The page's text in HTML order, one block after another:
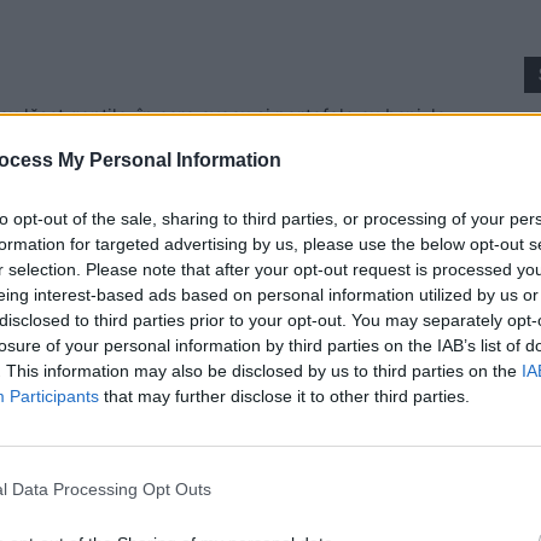
My Personal Information
opt-out of the sale, sharing to third parties, or processing of your
for targeted advertising by us, please use the below opt-out
selection. Please note that after your opt-out request is processed
interest-based ads based on personal information utilized by us
to third parties prior to your opt-out. You may separately
of your personal information by third parties on the IAB’s list of
This information may also be disclosed by us to third parties on the
Participants that may further disclose it to other third parties.
Data Processing Opt Outs
lăsat genţile, în care aveau şi portofele cu bani, la
Kisseleff. Cu alte cuvinte, un loc protejat. Au mers
Paul Stănescu şi celorlalţi baroni PSD care se
consultările cu preşedintele Iohannis.
Advertisement -
şi au descoperit că nu mai aveau banii lăsaţi
cealaltă fără 80 de lei.
baronii PSD! În acest timp, angajaţii acestora